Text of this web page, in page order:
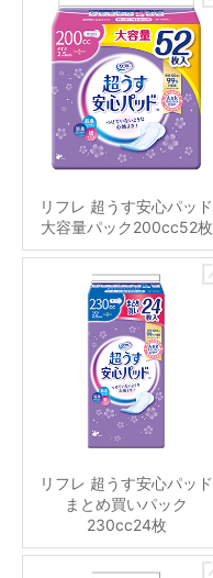
リフレ 超うす安心パッド
大容量パック200cc52枚
リフレ 超うす安心パッド
まとめ買いパック
230cc24枚